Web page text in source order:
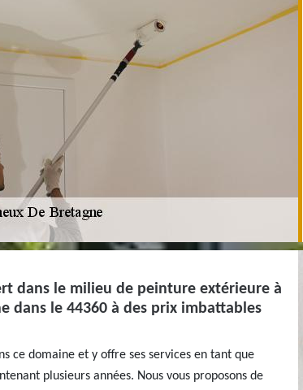
dans le milieu de peinture extérieure à
dans le 44360 à des prix imbattables
ce domaine et y offre ses services en tant que
plusieurs années. Nous vous proposons de